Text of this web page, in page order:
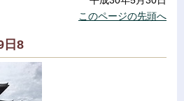
このページの先頭へ
8